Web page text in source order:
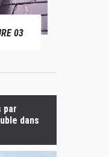
03
par
dans